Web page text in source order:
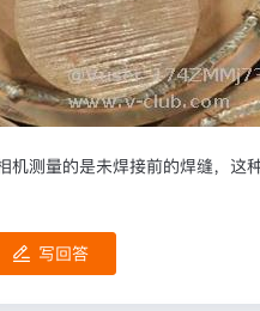
机测量的是未焊接前的焊缝，这
写回答